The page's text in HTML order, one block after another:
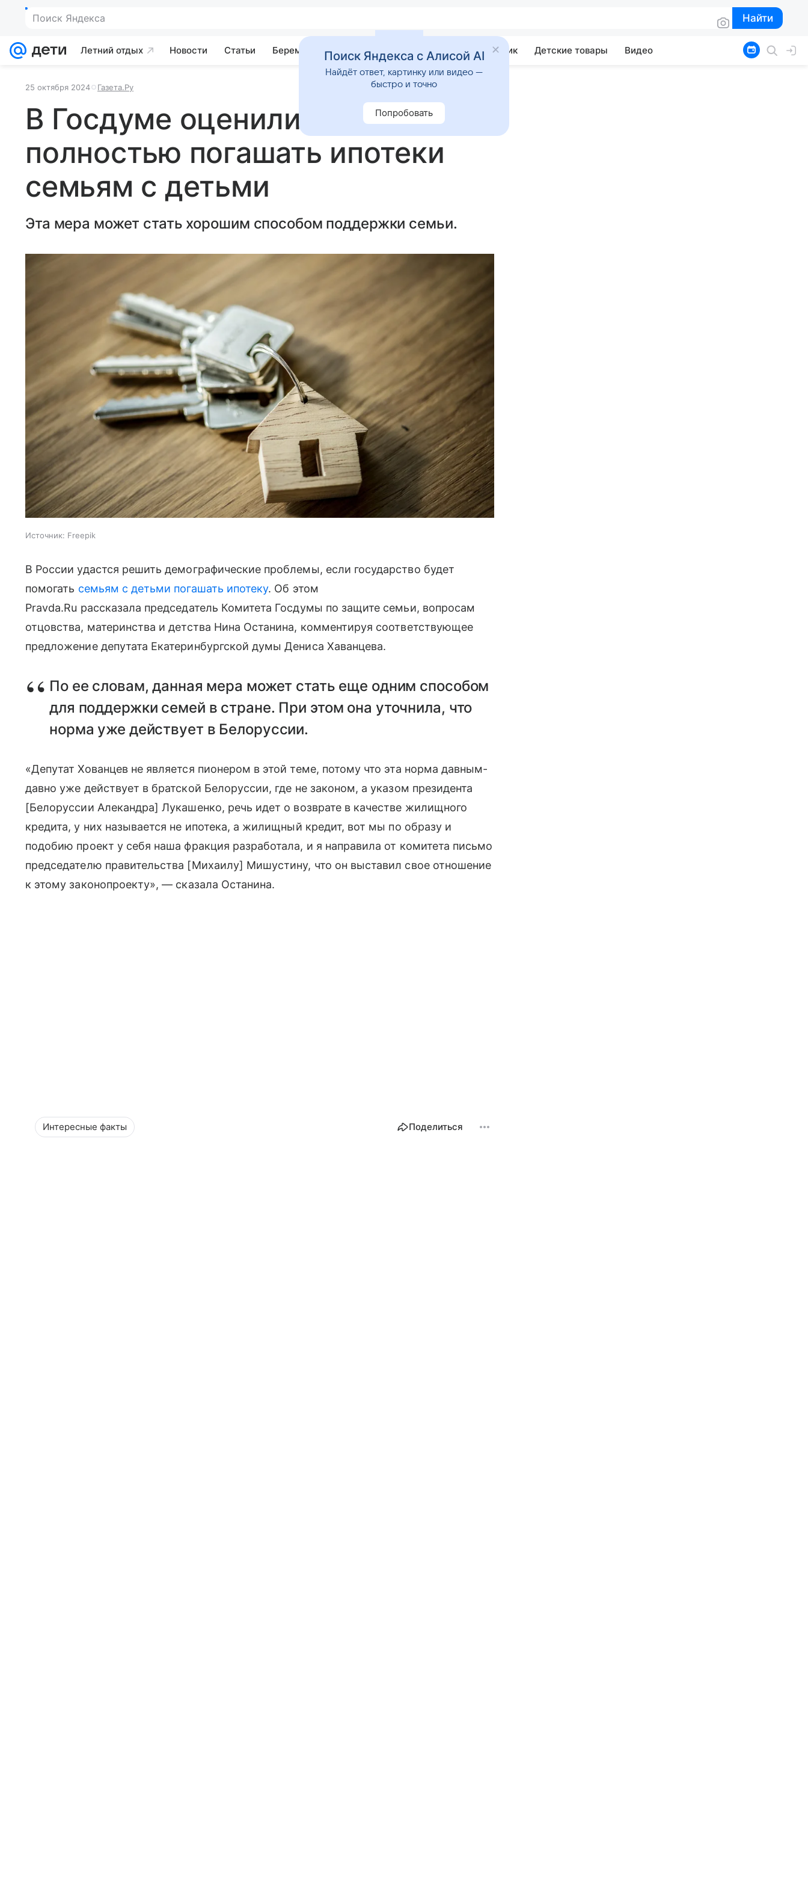
Поиск Яндекса Найти
Найти
Летний отдых Новости Статьи Беременность Развитие Почемучка Учебник Детские товары Видео
25 октября 2024 Газета.Ру
В Госдуме оценили идею
полностью погашать ипотеки
семьям с детьми
Эта мера может стать хорошим способом поддержки семьи.
Источник: Freepik
В России удастся решить демографические проблемы, если государство будет
помогать семьям с детьми погашать ипотеку. Об этом
Pravda.Ru рассказала председатель Комитета Госдумы по защите семьи, вопросам
отцовства, материнства и детства Нина Останина, комментируя соответствующее
предложение депутата Екатеринбургской думы Дениса Хаванцева.
По ее словам, данная мера может стать еще одним способом
для поддержки семей в стране. При этом она уточнила, что
норма уже действует в Белоруссии.
«Депутат Хованцев не является пионером в этой теме, потому что эта норма давным-
давно уже действует в братской Белоруссии, где не законом, а указом президента
[Белоруссии Алекандра] Лукашенко, речь идет о возврате в качестве жилищного
кредита, у них называется не ипотека, а жилищный кредит, вот мы по образу и
подобию проект у себя наша фракция разработала, и я направила от комитета письмо
председателю правительства [Михаилу] Мишустину, что он выставил свое отношение
к этому законопроекту», — сказала Останина.
Интересные факты Поделиться
Поиск Яндекса с Алисой AI
Найдёт ответ, картинку или видео —
быстро и точно
Попробовать